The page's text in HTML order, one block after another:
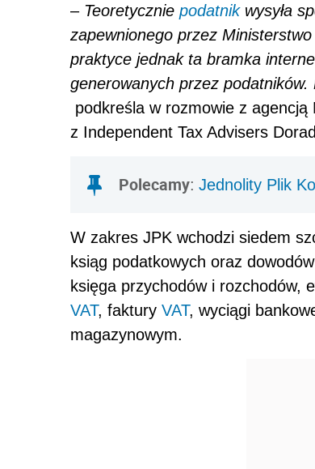
–Teoretycznie podatnikwysyła
zapewnionego przez
praktyce jednak ta bramka
generowanych przez
podkreśla w rozmowie z
z Independent Tax Advisers
Polecamy: Jednolity Plik
W zakres JPK wchodzi siedem
ksiąg podatkowych oraz
księga przychodów i rozchodów,
VAT, faktury VAT, wyciągi
magazynowym.